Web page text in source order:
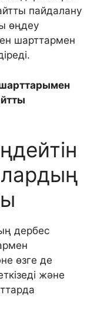
пайдалану
өңдеу
шарттармен
дербес
өзге де
және